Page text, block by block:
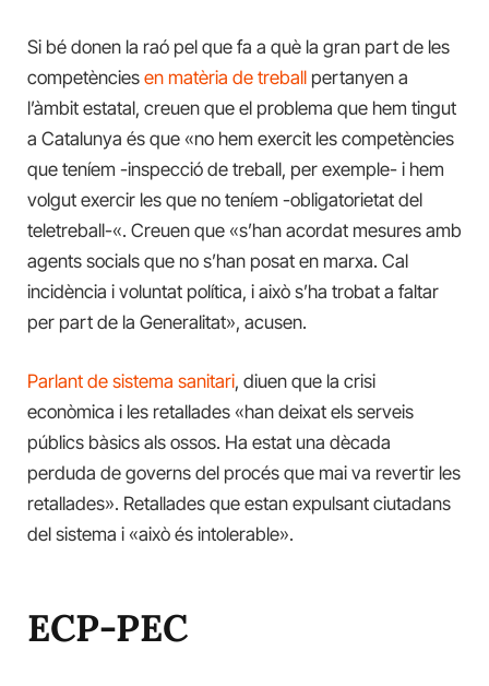
Si bé donen la raó pel que fa a què la gran part de les
competències en matèria de treball pertanyen a
l’àmbit estatal, creuen que el problema que hem tingut
a Catalunya és que «no hem exercit les competències
que teníem -inspecció de treball, per exemple- i hem
volgut exercir les que no teníem -obligatorietat del
teletreball-«. Creuen que «s’han acordat mesures amb
agents socials que no s’han posat en marxa. Cal
incidència i voluntat política, i això s’ha trobat a faltar
per part de la Generalitat», acusen.
Parlant de sistema sanitari, diuen que la crisi
econòmica i les retallades «han deixat els serveis
públics bàsics als ossos. Ha estat una dècada
perduda de governs del procés que mai va revertir les
retallades». Retallades que estan expulsant ciutadans
del sistema i «això és intolerable».
ECP-PEC